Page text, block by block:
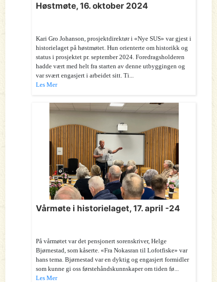
Høstmøte, 16. oktober 2024
Kari Gro Johanson, prosjektdirektør i «Nye SUS» var gjest i
historielaget på høstmøtet. Hun orienterte om historikk og
status i prosjektet pr. september 2024. Foredragsholderen
hadde vært med helt fra starten av denne utbyggingen og
var svært engasjert i arbeidet sitt. Ti...
Les Mer
Vårmøte i historielaget, 17. april -24
På vårmøtet var det pensjonert sorenskriver, Helge
Bjørnestad, som kåserte. «Fra Nokasran til Lofotfiske» var
hans tema. Bjørnestad var en dyktig og engasjert formidler
som kunne gi oss førstehåndskunnskaper om tiden fø...
Les Mer